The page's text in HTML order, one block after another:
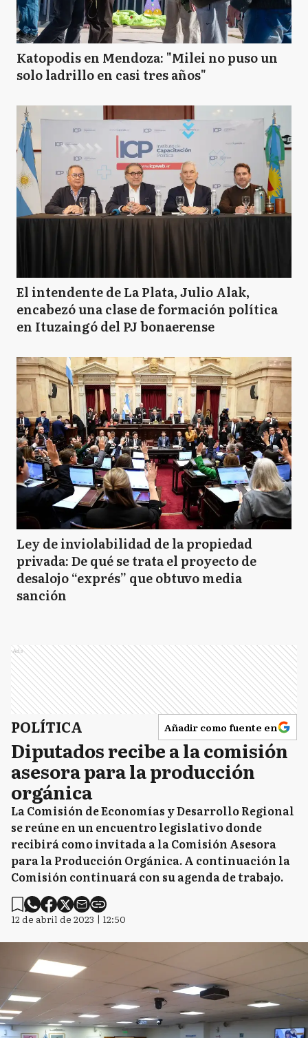
Katopodis en Mendoza: "Milei no puso un
solo ladrillo en casi tres años"
El intendente de La Plata, Julio Alak,
encabezó una clase de formación política
en Ituzaingó del PJ bonaerense
Ley de inviolabilidad de la propiedad
privada: De qué se trata el proyecto de
desalojo “exprés” que obtuvo media
sanción
Ads
POLÍTICA Añadir como fuente en
Diputados recibe a la comisión
asesora para la producción
orgánica
La Comisión de Economías y Desarrollo Regional
se reúne en un encuentro legislativo donde
recibirá como invitada a la Comisión Asesora
para la Producción Orgánica. A continuación la
Comisión continuará con su agenda de trabajo.
12 de abril de 2023 | 12:50